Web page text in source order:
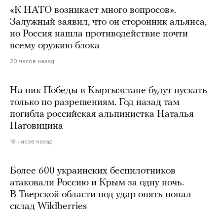
«К НАТО возникает много вопросов».
Залужный заявил, что он сторонник альянса,
но Россия нашла противодействие почти
всему оружию блока
20 часов назад
На пик Победы в Кыргызстане будут пускать
только по разрешениям. Год назад там
погибла российская альпинистка Наталья
Наговицина
18 часов назад
Более 600 украинских беспилотников
атаковали Россию и Крым за одну ночь.
В Тверской области под удар опять попал
склад Wildberries